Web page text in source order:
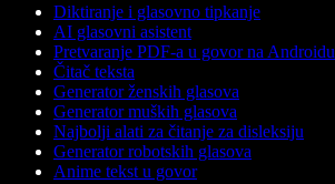
Diktiranje i glasovno tipkanje
AI glasovni asistent
Pretvaranje PDF-a u govor na Androidu
Čitač teksta
Generator ženskih glasova
Generator muških glasova
Najbolji alati za čitanje za disleksiju
Generator robotskih glasova
Anime tekst u govor